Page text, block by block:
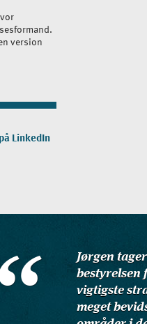
version
LinkedIn
Jørgen
bestyrelsen
vigtigste
meget